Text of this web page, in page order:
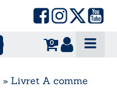
0
» Livret A comme